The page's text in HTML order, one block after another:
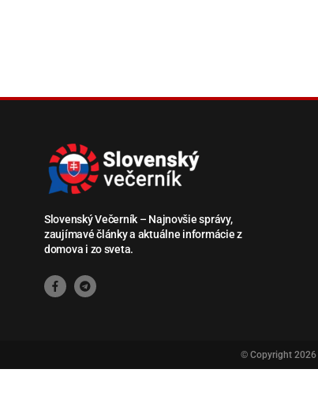
Slovenský Večerník – Najnovšie správy,
zaujímavé články a aktuálne informácie z
domova i zo sveta.
© Copyright 2026